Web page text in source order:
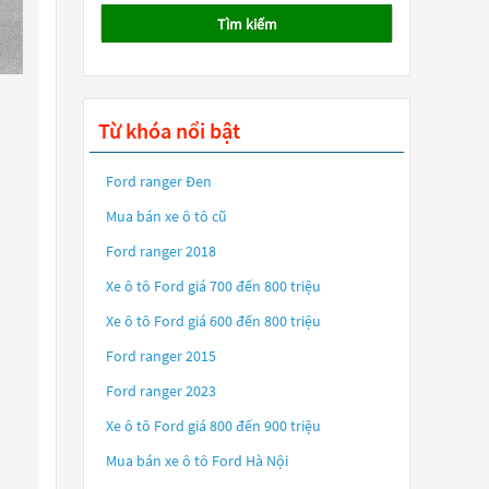
Tìm kiếm
Từ khóa nổi bật
Ford ranger Đen
Mua bán xe ô tô cũ
Ford ranger 2018
Xe ô tô Ford giá 700 đến 800 triệu
Xe ô tô Ford giá 600 đến 800 triệu
Ford ranger 2015
Ford ranger 2023
Xe ô tô Ford giá 800 đến 900 triệu
Mua bán xe ô tô Ford Hà Nội